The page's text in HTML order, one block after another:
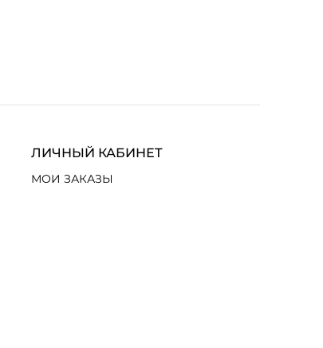
ЛИЧНЫЙ КАБИНЕТ
МОИ ЗАКАЗЫ